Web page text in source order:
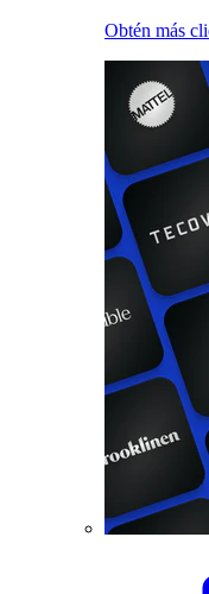
Obtén más